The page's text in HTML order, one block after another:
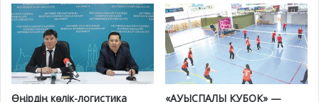
Өңірдің көлік-логистика
«АУЫСПАЛЫ КУБОК» —